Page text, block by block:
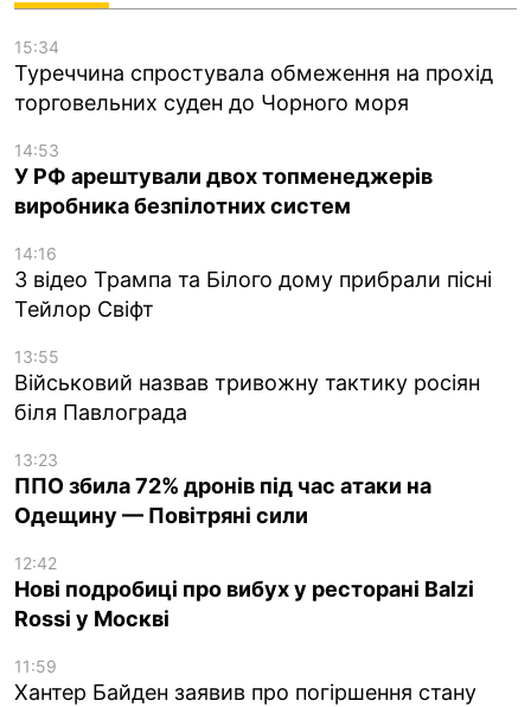
15:34
Туреччина спростувала обмеження на прохід
торговельних суден до Чорного моря
14:53
У РФ арештували двох топменеджерів
виробника безпілотних систем
14:16
З відео Трампа та Білого дому прибрали пісні
Тейлор Свіфт
13:55
Військовий назвав тривожну тактику росіян
біля Павлограда
13:23
ППО збила 72% дронів під час атаки на
Одещину — Повітряні сили
12:42
Нові подробиці про вибух у ресторані Balzi
Rossi у Москві
11:59
Хантер Байден заявив про погіршення стану